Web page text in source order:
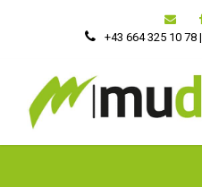
+43 664 325 10 78|